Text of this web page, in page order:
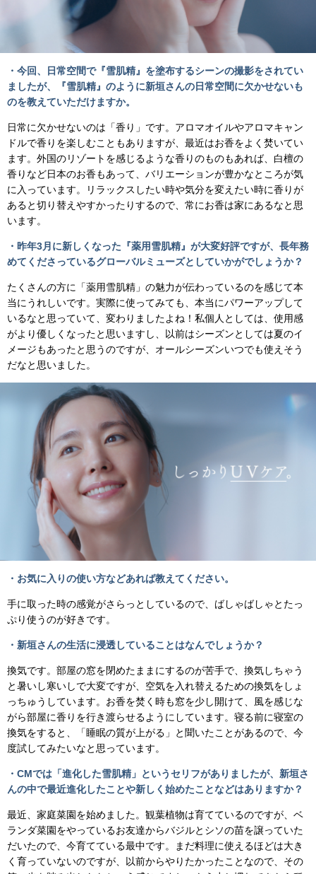
・今回、日常空間で『雪肌精』を塗布するシーンの撮影をされてい
ましたが、『雪肌精』のように新垣さんの日常空間に欠かせないも
のを教えていただけますか。
日常に欠かせないのは「香り」です。アロマオイルやアロマキャン
ドルで香りを楽しむこともありますが、最近はお香をよく焚いてい
ます。外国のリゾートを感じるような香りのものもあれば、⽩檀の
香りなど日本のお香もあって、バリエーションが豊かなところが気
に⼊っています。リラックスしたい時や気分を変えたい時に香りが
あると切り替えやすかったりするので、常にお香は家にあるなと思
います。
・昨年3月に新しくなった『薬用雪肌精』が大変好評ですが、長年務
めてくださっているグローバルミューズとしていかがでしょうか？
たくさんの方に「薬用雪肌精」の魅力が伝わっているのを感じて本
当にうれしいです。実際に使ってみても、本当にパワーアップして
いるなと思っていて、変わりましたよね！私個人としては、使用感
がより優しくなったと思いますし、以前はシーズンとしては夏のイ
メージもあったと思うのですが、オールシーズンいつでも使えそう
だなと思いました。
・お気に入りの使い方などあれば教えてください。
手に取った時の感覚がさらっとしているので、ばしゃばしゃとたっ
ぷり使うのが好きです。
・新垣さんの生活に浸透していることはなんでしょうか？
換気です。部屋の窓を閉めたままにするのが苦手で、換気しちゃう
と暑いし寒いしで大変ですが、空気を⼊れ替えるための換気をしょ
っちゅうしています。お香を焚く時も窓を少し開けて、風を感じな
がら部屋に香りを⾏き渡らせるようにしています。寝る前に寝室の
換気をすると、「睡眠の質が上がる」と聞いたことがあるので、今
度試してみたいなと思っています。
・CMでは「進化した雪肌精」というセリフがありましたが、新垣さ
んの中で最近進化したことや新しく始めたことなどはありますか？
最近、家庭菜園を始めました。観葉植物は育てているのですが、ベ
ランダ菜園をやっているお友達からバジルとシソの苗を譲っていた
だいたので、今育てている最中です。まだ料理に使えるほどは大き
く育っていないのですが、以前からやりたかったことなので、その